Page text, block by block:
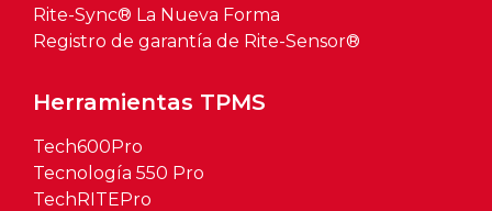
Rite-Sync® La Nueva Forma
Registro de garantía de Rite-Sensor®
Herramientas TPMS
Tech600Pro
Tecnología 550 Pro
TechRITEPro